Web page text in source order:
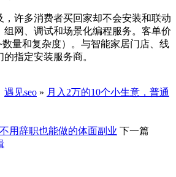
，许多消费者买回家却不会安装和联动
组网、调试和场景化编程服务。客单价
数量和复杂度）。与智能家居门店、线
的指定安装服务商。
遇见seo » 月入2万的10个小生意，普通
用辞职也能做的体面副业 下一篇